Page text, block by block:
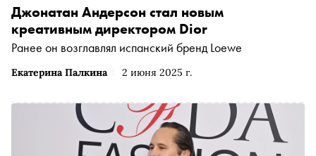
Екатерина Палкина 2 июня 2025 г.
Джонатан Андерсон стал новым
креативным директором Dior
Ранее он возглавлял испанский бренд Loewe